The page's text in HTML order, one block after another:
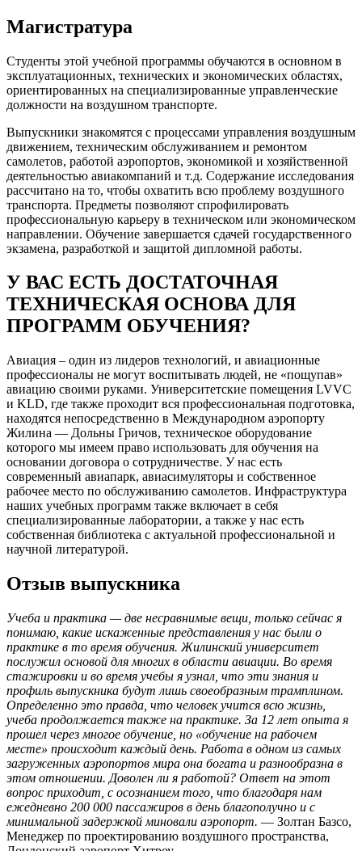
Магистратура
Студенты этой учебной программы обучаются в основном в
эксплуатационных, технических и экономических областях,
ориентированных на специализированные управленческие
должности на воздушном транспорте.
Выпускники знакомятся с процессами управления воздушным
движением, техническим обслуживанием и ремонтом
самолетов, работой аэропортов, экономикой и хозяйственной
деятельностью авиакомпаний и т.д. Содержание исследования
рассчитано на то, чтобы охватить всю проблему воздушного
транспорта. Предметы позволяют спрофилировать
профессиональную карьеру в техническом или экономическом
направлении. Обучение завершается сдачей государственного
экзамена, разработкой и защитой дипломной работы.
У ВАС ЕСТЬ ДОСТАТОЧНАЯ
ТЕХНИЧЕСКАЯ ОСНОВА ДЛЯ
ПРОГРАММ ОБУЧЕНИЯ?
Авиация – один из лидеров технологий, и авиационные
профессионалы не могут воспитывать людей, не «пощупав»
авиацию своими руками. Университетские помещения LVVC
и KLD, где также проходит вся профессиональная подготовка,
находятся непосредственно в Международном аэропорту
Жилина — Дольны Гричов, техническое оборудование
которого мы имеем право использовать для обучения на
основании договора о сотрудничестве. У нас есть
современный авиапарк, авиасимуляторы и собственное
рабочее место по обслуживанию самолетов. Инфраструктура
наших учебных программ также включает в себя
специализированные лаборатории, а также у нас есть
собственная библиотека с актуальной профессиональной и
научной литературой.
Отзыв выпускника
Учеба и практика — две несравнимые вещи, только сейчас я
понимаю, какие искаженные представления у нас были о
практике в то время обучения. Жилинский университет
послужил основой для многих в области авиации. Во время
стажировки и во время учебы я узнал, что эти знания и
профиль выпускника будут лишь своеобразным трамплином.
Определенно это правда, что человек учится всю жизнь,
учеба продолжается также на практике. За 12 лет опыта я
прошел через многое обучение, но «обучение на рабочем
месте» происходит каждый день. Работа в одном из самых
загруженных аэропортов мира она богата и разнообразна в
этом отношении. Доволен ли я работой? Ответ на этот
вопрос приходит, с осознанием того, что благодаря нам
ежедневно 200 000 пассажиров в день благополучно и с
минимальной задержкой миновали аэропорт. — Золтан Базсо,
Менеджер по проектированию воздушного пространства,